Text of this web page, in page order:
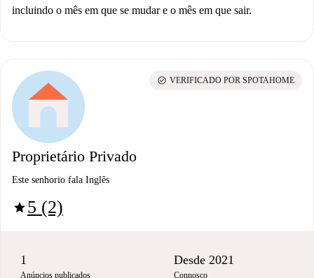
incluindo o mês em que se mudar e o mês em que sair.
Proprietário Privado
Este senhorio fala Inglês
star5 (2)
check_circle VERIFICADO POR SPOTAHOME
1
Anúncios publicados
Desde 2021
Connosco